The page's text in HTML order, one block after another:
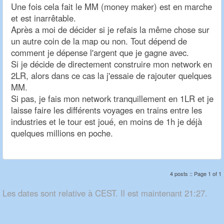
Une fois cela fait le MM (money maker) est en marche
et est inarrêtable.
Après a moi de décider si je refais la même chose sur
un autre coin de la map ou non. Tout dépend de
comment je dépense l'argent que je gagne avec.
Si je décide de directement construire mon network en
2LR, alors dans ce cas la j'essaie de rajouter quelques
MM.
Si pas, je fais mon network tranquillement en 1LR et je
laisse faire les différents voyages en trains entre les
industries et le tour est joué, en moins de 1h je déjà
quelques millions en poche.
4 posts :: Page 1 of 1
Les dates sont relative à CEST. Il est maintenant 21:27.